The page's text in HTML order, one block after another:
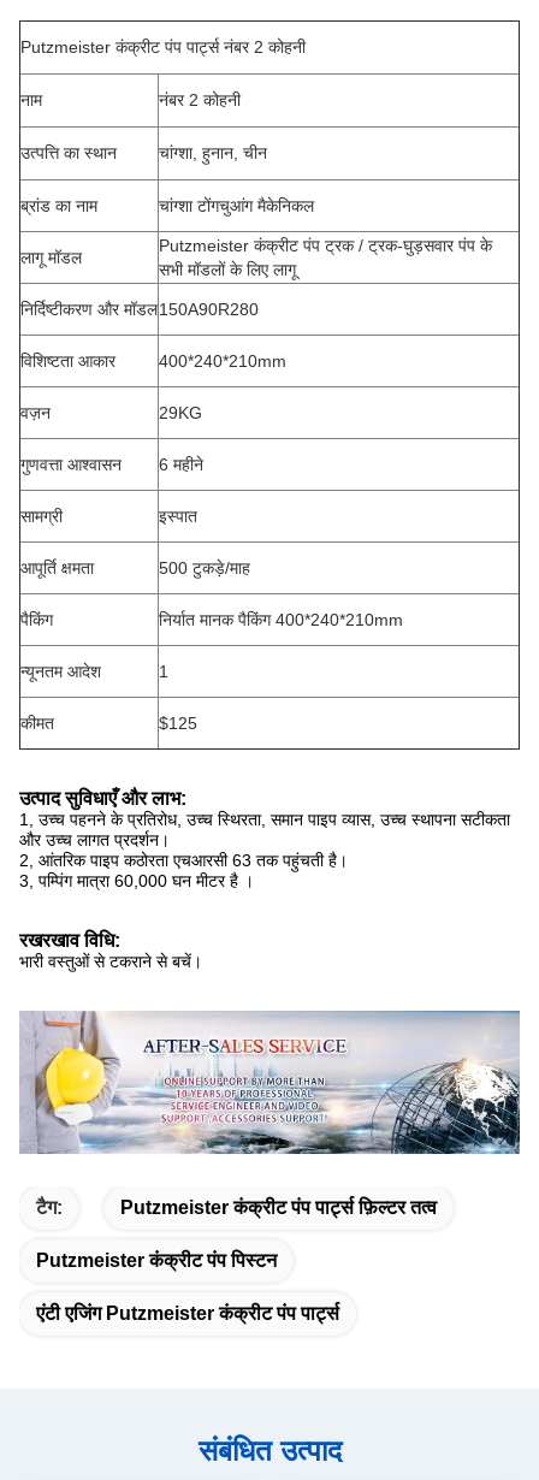
Putzmeister कंक्रीट पंप पार्ट्स नंबर 2 कोहनी
नाम नंबर 2 कोहनी
उत्पत्ति का स्थान चांग्शा, हुनान, चीन
ब्रांड का नाम चांग्शा टोंगचुआंग मैकेनिकल
लागू मॉडल
Putzmeister कंक्रीट पंप ट्रक / ट्रक-घुड़सवार पंप के
सभी मॉडलों के लिए लागू
निर्दिष्टीकरण और मॉडल150A90R280
विशिष्टता आकार 400*240*210mm
वज़न 29KG
गुणवत्ता आश्वासन 6 महीने
सामग्री इस्पात
आपूर्ति क्षमता 500 टुकड़े/माह
पैकिंग निर्यात मानक पैकिंग 400*240*210mm
न्यूनतम आदेश 1
कीमत $125
उत्पाद सुविधाएँ और लाभ:
1, उच्च पहनने के प्रतिरोध, उच्च स्थिरता, समान पाइप व्यास, उच्च स्थापना सटीकता
और उच्च लागत प्रदर्शन।
2, आंतरिक पाइप कठोरता एचआरसी 63 तक पहुंचती है।
3, पम्पिंग मात्रा 60,000 घन मीटर है ।
रखरखाव विधि:
भारी वस्तुओं से टकराने से बचें।
टैग: Putzmeister कंक्रीट पंप पार्ट्स फ़िल्टर तत्व
Putzmeister कंक्रीट पंप पिस्टन
एंटी एजिंग Putzmeister कंक्रीट पंप पार्ट्स
संबंधित उत्पाद